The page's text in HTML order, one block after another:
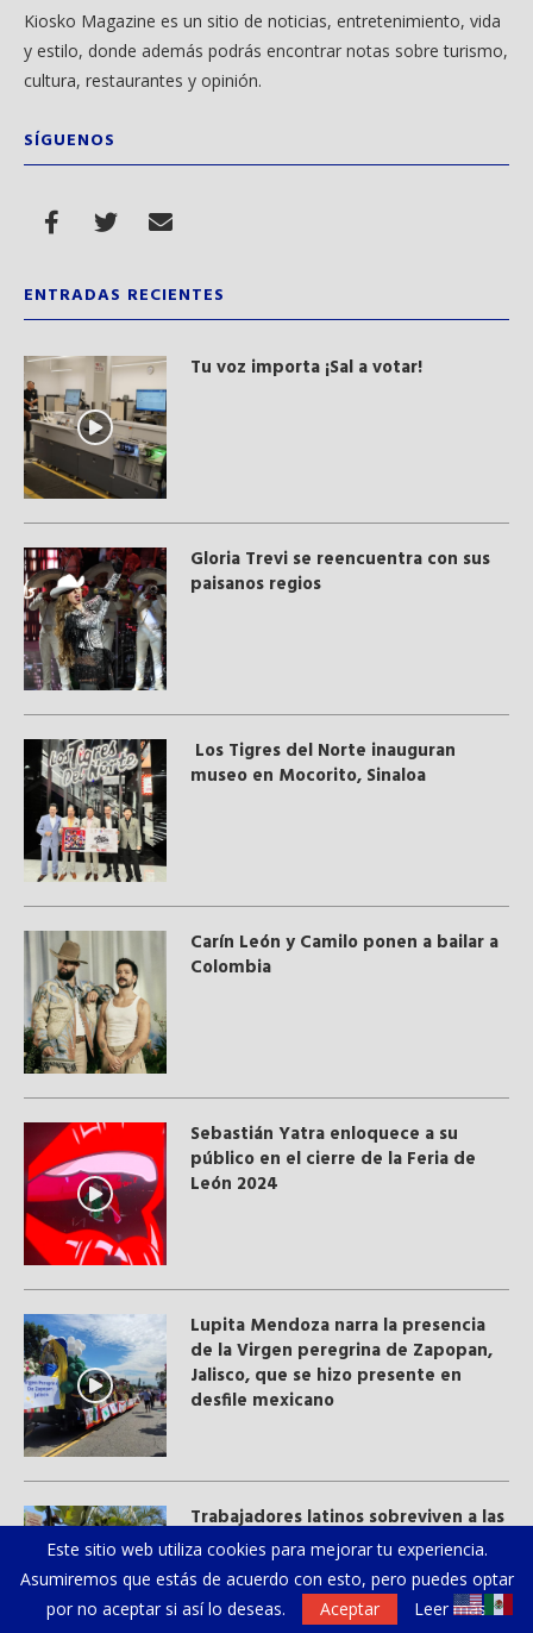
Kiosko Magazine es un sitio de noticias, entretenimiento, vida
y estilo, donde además podrás encontrar notas sobre turismo,
cultura, restaurantes y opinión.
SÍGUENOS
ENTRADAS RECIENTES
Tu voz importa ¡Sal a votar!
Gloria Trevi se reencuentra con sus
paisanos regios
Los Tigres del Norte inauguran
museo en Mocorito, Sinaloa
Carín León y Camilo ponen a bailar a
Colombia
Sebastián Yatra enloquece a su
público en el cierre de la Feria de
León 2024
Lupita Mendoza narra la presencia
de la Virgen peregrina de Zapopan,
Jalisco, que se hizo presente en
desfile mexicano
Trabajadores latinos sobreviven a las
altas temperaturas
Este sitio web utiliza cookies para mejorar tu experiencia.
Asumiremos que estás de acuerdo con esto, pero puedes optar
por no aceptar si así lo deseas.
Aceptar Leer más